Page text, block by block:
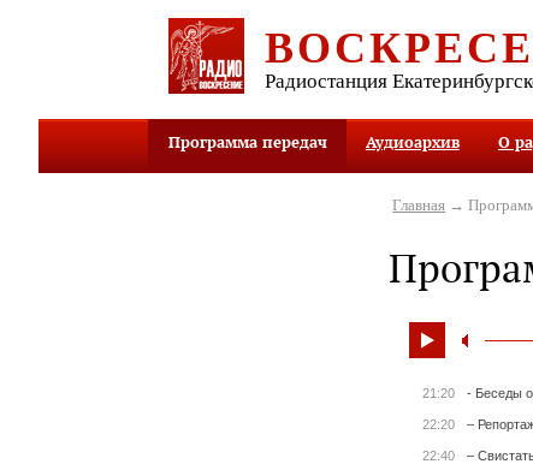
Радиостанция
Программа передач Аудиоархив О
Главная →
21:20 - Беседы
22:20 –
22:40 –